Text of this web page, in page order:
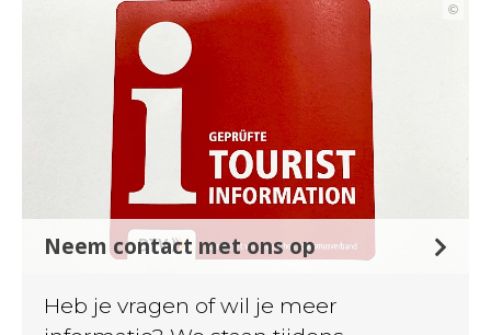
©
Neem contact met ons op
Heb je vragen of wil je meer